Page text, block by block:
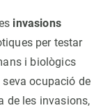
invasions
per testar
i biològics
ocupació de
de les invasions,